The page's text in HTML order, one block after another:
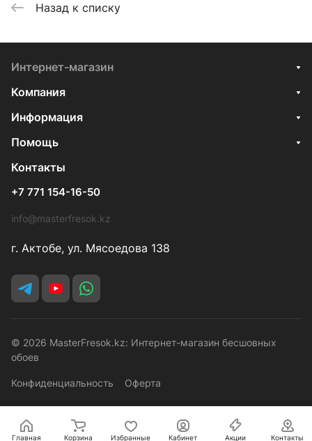
Назад к списку
Интернет-магазин
Компания
Информация
Помощь
Контакты
+7 771 154-16-50
info@masterfresok.kz
г. Актобе, ул. Мясоедова 138
© 2026 MasterFresok.kz: Интернет-магазин бесшовных
обоев
Конфиденциальность Оферта
Главная Корзина Избранные Кабинет Акции Контакты